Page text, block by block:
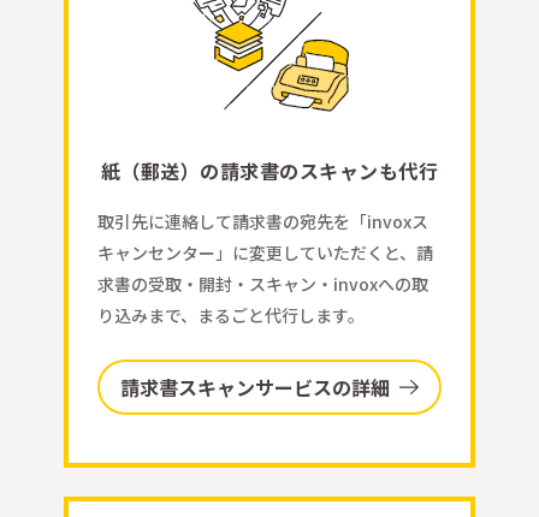
紙（郵送）の請求書のスキャンも代行
取引先に連絡して請求書の宛先を「invoxス
キャンセンター」に変更していただくと、請
求書の受取・開封・スキャン・invoxへの取
り込みまで、まるごと代行します。
請求書スキャンサービスの詳細